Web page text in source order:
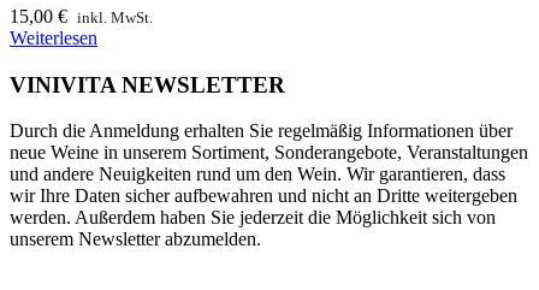
15,00 € inkl. MwSt.
Weiterlesen
VINIVITA NEWSLETTER
Durch die Anmeldung erhalten Sie regelmäßig Informationen über
neue Weine in unserem Sortiment, Sonderangebote, Veranstaltungen
und andere Neuigkeiten rund um den Wein. Wir garantieren, dass
wir Ihre Daten sicher aufbewahren und nicht an Dritte weitergeben
werden. Außerdem haben Sie jederzeit die Möglichkeit sich von
unserem Newsletter abzumelden.